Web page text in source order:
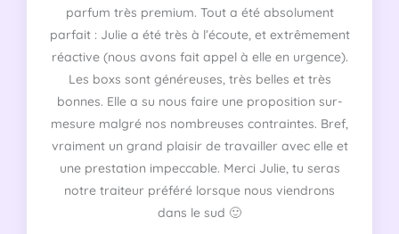
parfum très premium. Tout a été absolument
parfait : Julie a été très à l’écoute, et extrêmement
réactive (nous avons fait appel à elle en urgence).
Les boxs sont généreuses, très belles et très
bonnes. Elle a su nous faire une proposition sur-
mesure malgré nos nombreuses contraintes. Bref,
vraiment un grand plaisir de travailler avec elle et
une prestation impeccable. Merci Julie, tu seras
notre traiteur préféré lorsque nous viendrons
dans le sud 🙂